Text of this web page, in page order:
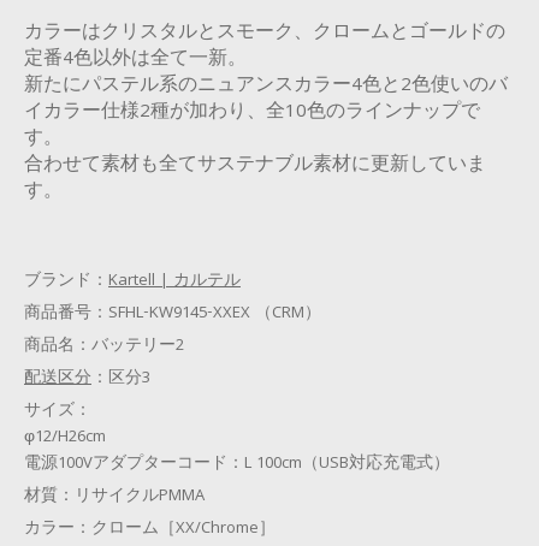
カラーはクリスタルとスモーク、クロームとゴールドの
定番4色以外は全て一新。
新たにパステル系のニュアンスカラー4色と2色使いのバ
イカラー仕様2種が加わり、全10色のラインナップで
す。
合わせて素材も全てサステナブル素材に更新していま
す。
ブランド： Kartell | カルテル
商品番号： SFHL-KW9145-XXEX （CRM）
商品名： バッテリー2
配送区分 ： 区分3
サイズ：
φ12/H26cm
電源100Vアダプターコード：L 100cm（USB対応充電式）
材質： リサイクルPMMA
カラー： クローム［XX/Chrome］